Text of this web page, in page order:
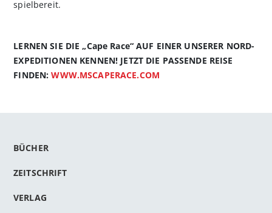
spielbereit.
LERNEN SIE DIE „Cape Race“ AUF EINER UNSERER NORD-
EXPEDITIONEN KENNEN! JETZT DIE PASSENDE REISE
FINDEN:WWW.MSCAPERACE.COM
BÜCHER
ZEITSCHRIFT
VERLAG